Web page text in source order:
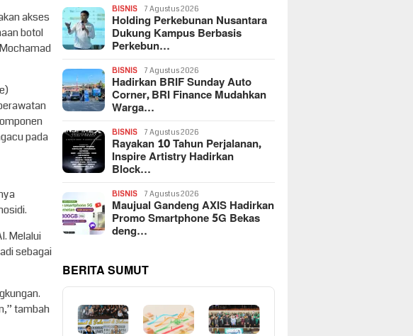
akses
botol
pada
Melalui
sebagai
tambah
BISNIS 7 Agustus 2026
Holding Perkebunan Nusantara
Dukung Kampus Berbasis
Perkebun…
BISNIS 7 Agustus 2026
Hadirkan BRIF Sunday Auto
Corner, BRI Finance Mudahkan
Warga…
BISNIS 7 Agustus 2026
Rayakan 10 Tahun Perjalanan,
Inspire Artistry Hadirkan
Block…
BISNIS 7 Agustus 2026
Maujual Gandeng AXIS Hadirkan
Promo Smartphone 5G Bekas
deng…
BERITA SUMUT